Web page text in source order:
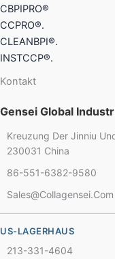
CBPIPRO®
CCPRO®.
CLEANBPI®.
INSTCCP®.
Kontakt
Gensei Global
Kreuzung Der Jinniu
230031 China
86-551-6382-9580
Sales@collagensei.com
US-LAGERHAUS
213-331-4604